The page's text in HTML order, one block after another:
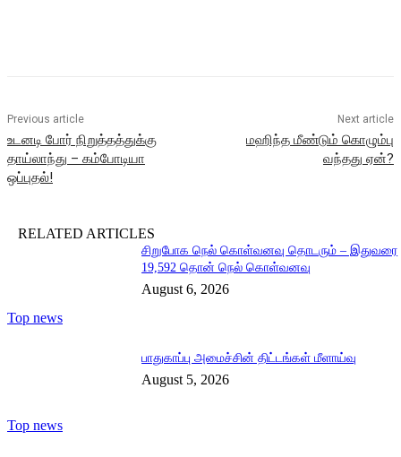
Previous article
உடனடி போர் நிறுத்தத்துக்கு
தாய்லாந்து – கம்போடியா
ஒப்புதல்!
Next article
மஹிந்த மீண்டும் கொழும்பு
வந்தது ஏன்?
RELATED ARTICLES
Top news
சிறுபோக நெல் கொள்வனவு தொடரும் – இதுவரை
19,592 தொன் நெல் கொள்வனவு
August 6, 2026
Top news
பாதுகாப்பு அமைச்சின் திட்டங்கள் மீளாய்வு
August 5, 2026